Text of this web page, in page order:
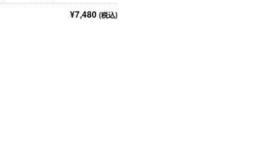
¥7,480 (税込)